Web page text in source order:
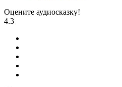
Оцените аудиосказку!
4.3